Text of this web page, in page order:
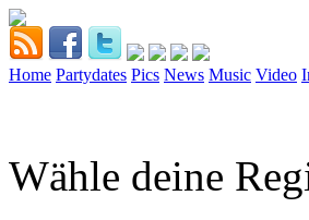
Home Partydates Pics News Music Video
Wähle deine